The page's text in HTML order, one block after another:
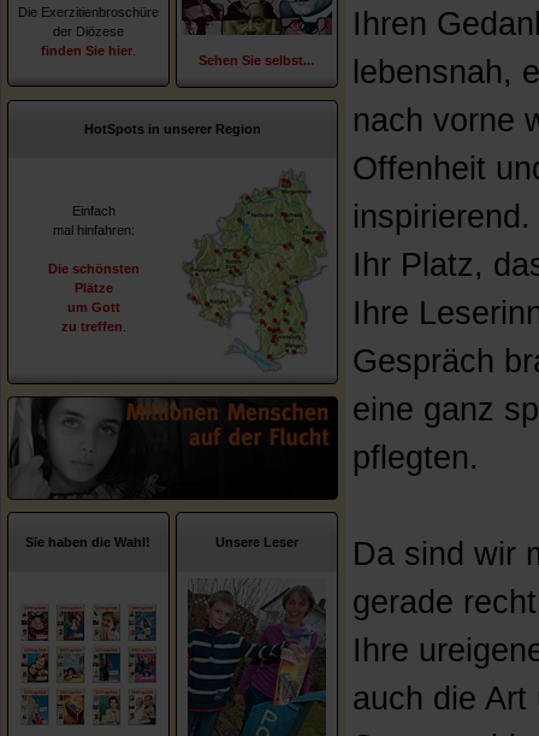
Die Exerzitienbroschüre
der Diözese
finden Sie hier
Sehen Sie selbst...
HotSpots in unserer Region
Einfach
mal hinfahren:
Die schönsten
Plätze
um Gott
zu treffen
Sie haben die Wahl! Unsere Leser
Ihren
lebensnah,
nach vorne
Offenheit
Ihr Platz,
Ihre
Gespräch
eine ganz
pflegten.
Da sind wir
gerade
Ihre
auch die Art